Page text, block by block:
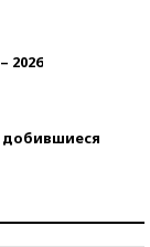
2026
добившиеся